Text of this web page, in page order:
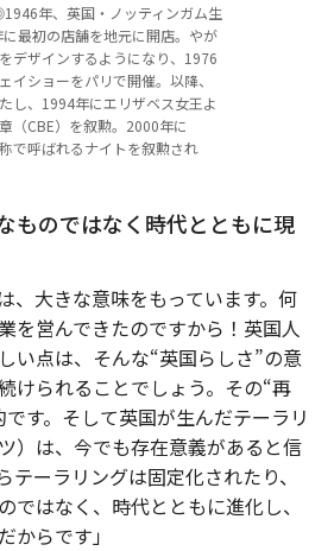
年、英国・ノッティンガム生
最初の店舗を地元に開店。やが
デザインするようになり、1976
イショーをパリで開催。以降、
し、1994年にエリザベス女王よ
（CBE）を叙勲。2000年に
で呼ばれるナイトを叙勲され
ものではなく時代とともに現
、大きな意味をもっています。何
を営んできたのですから！英国人
い点は、そんな“英国らしさ”の意
けられることでしょう。その“再
す。そして英国が生んだテーラリ
）は、今でも存在意義があると信
テーラリングは固定化されたり、
ではなく、時代とともに進化し、
からです」